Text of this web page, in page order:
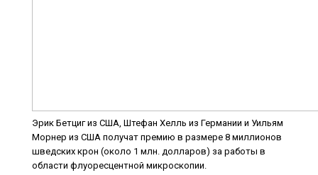
области флуоресцентной микроскопии.
На пресс-конференции в Стокгольме председатель
Нобелевского комитета профессор Свен Лидин, химик из
университета Лундс, заявил, что исследования
лауреатов позволяют вести изучение молекулярных